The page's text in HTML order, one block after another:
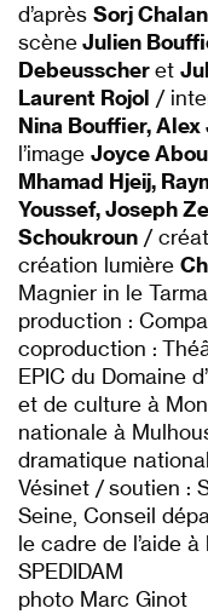
d’après Sorj
scèneJulien
Debeusscheret
Laurent Rojol /
Nina Bouffier,
l’image Joyce
Mhamad Hjeij,
Youssef, Joseph
Schoukroun /
création lumière
Magnier in le
production :
coproduction :
EPIC du Domaine
et de culture à
nationale à
dramatique
Vésinet / soutien :
Seine, Conseil
le cadre de l’aide
SPEDIDAM
photo Marc Ginot